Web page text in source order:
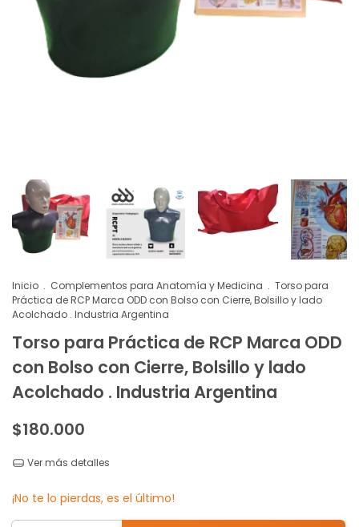
Inicio . Complementos para Anatomía y Medicina . Torso para
Práctica de RCP Marca ODD con Bolso con Cierre, Bolsillo y lado
Acolchado . Industria Argentina
Torso para Práctica de RCP Marca ODD
con Bolso con Cierre, Bolsillo y lado
Acolchado . Industria Argentina
$180.000
Ver más detalles
¡No te lo pierdas, es el último!